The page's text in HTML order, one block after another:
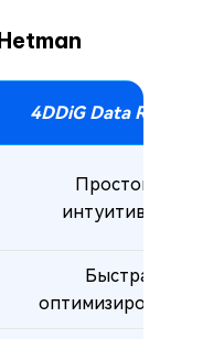
4DDiG Data Recovery
Простой и
интуитивный
Быстрая
оптимизированная